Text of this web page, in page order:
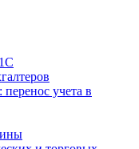
учета в